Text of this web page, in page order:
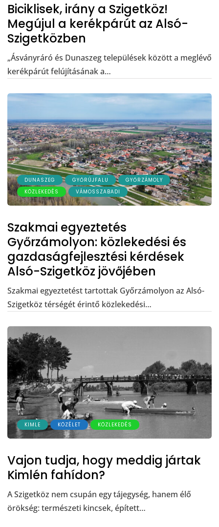
Biciklisek, irány a Szigetköz!
Megújul a kerékpárút az Alsó-
Szigetközben
„Ásványráró és Dunaszeg települések között a meglévő
kerékpárút felújításának a…
DUNASZEG GYŐRÚJFALU
GYŐRZÁMOLY
KÖZLEKEDÉS
VÁMOSSZABADI
Szakmai egyeztetés
Győrzámolyon: közlekedési és
gazdaságfejlesztési kérdések
Alsó-Szigetköz jövőjében
Szakmai egyeztetést tartottak Győrzámolyon az Alsó-
Szigetköz térségét érintő közlekedési…
KIMLE KÖZÉLET KÖZLEKEDÉS
Vajon tudja, hogy meddig jártak
Kimlén fahídon?
A Szigetköz nem csupán egy tájegység, hanem élő
örökség: természeti kincsek, épített…